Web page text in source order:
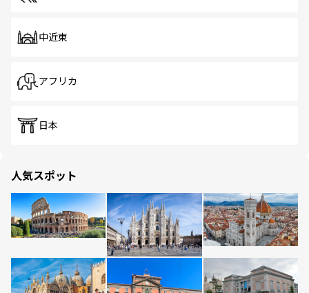
中近東
アフリカ
日本
人気スポット